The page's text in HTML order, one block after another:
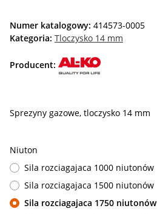
Numer katalogowy: 414573-0005
Kategoria: Tloczysko 14 mm
Producent:
Sprezyny gazowe, tloczysko 14 mm
Niuton
Sila rozciagajaca 1000 niutonów
Sila rozciagajaca 1500 niutonów
Sila rozciagajaca 1750 niutonów